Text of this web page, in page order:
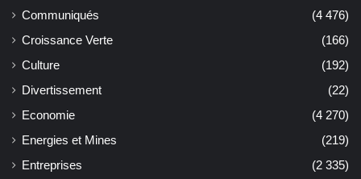
Communiqués
(4 476)
Croissance Verte
(166)
Culture
(192)
Divertissement
(22)
Economie
(4 270)
Energies et Mines
(219)
Entreprises
(2 335)